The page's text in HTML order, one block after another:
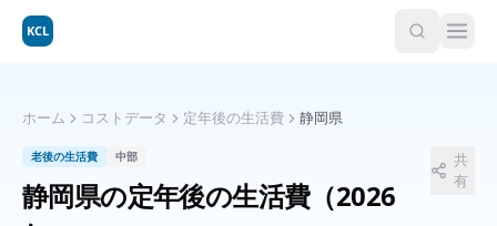
KCL
ホーム コストデータ 定年後の生活費 静岡県
老後の生活費 中部
静岡県の定年後の生活費（2026
共
有